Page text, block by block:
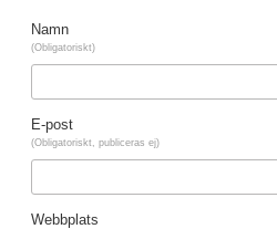
Namn
(Obligatoriskt)
E-post
(Obligatoriskt, publiceras ej)
Webbplats